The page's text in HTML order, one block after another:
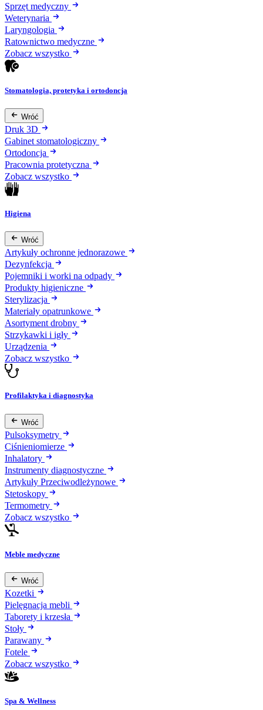
Sprzęt medyczny
Weterynaria
Laryngologia
Ratownictwo medyczne
Zobacz wszystko
Stomatologia, protetyka i ortodoncja
Wróć
Druk 3D
Gabinet stomatologiczny
Ortodoncja
Pracownia protetyczna
Zobacz wszystko
Higiena
Wróć
Artykuły ochronne jednorazowe
Dezynfekcja
Pojemniki i worki na odpady
Produkty higieniczne
Sterylizacja
Materiały opatrunkowe
Asortyment drobny
Strzykawki i igły
Urządzenia
Zobacz wszystko
Profilaktyka i diagnostyka
Wróć
Pulsoksymetry
Ciśnieniomierze
Inhalatory
Instrumenty diagnostyczne
Artykuły Przeciwodleżynowe
Stetoskopy
Termometry
Zobacz wszystko
Meble medyczne
Wróć
Kozetki
Pielęgnacja mebli
Taborety i krzesła
Stoły
Parawany
Fotele
Zobacz wszystko
Spa & Wellness